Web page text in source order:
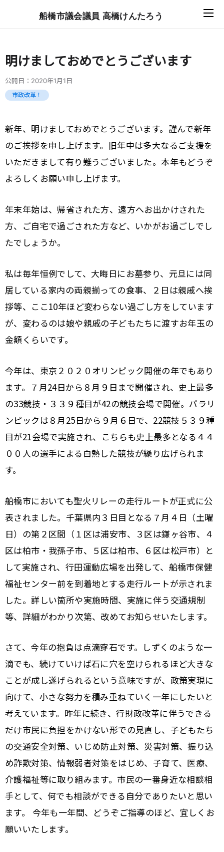
船橋市議会議員 高橋けんたろう
明けましておめでとうございます
公開日： 2020年1月1日
市政改革！
新年、明けましておめでとうございます。謹んで新年
のご挨拶を申し上げます。旧年中は多大なるご支援を
いただきまして有り難うございました。本年もどうぞ
よろしくお願い申し上げます。
年末年始は、帰省された方、遠方へお出かけされた
方、ご自宅で過ごされた方など、いかがお過ごしでし
たでしょうか。
私は毎年恒例でして、大晦日にお墓参り、元旦には同
居している家内の両親揃っての食事、２日は親戚へ挨
拶等、ここ10年ほど変わらない過ごし方をしています
が、変わるのは娘や親戚の子どもたちに渡すお年玉の
金額くらいです。
今年は、東京２０２０オリンピック開催の年でもあり
ます。７月24日から８月９日まで開催され、史上最多
の33競技・３３９種目が42の競技会場で開催。パラリ
ンピックは８月25日から９月６日で、22競技５３９種
目が21会場で実施され、こちらも史上最多となる４４
００人の選手による白熱した競技が繰り広げられま
す。
船橋市においても聖火リレーの走行ルートが正式に公
表されました。千葉県内３日目となる７月４日（土曜
日）の第２区間（１区は浦安市、３区は鎌ヶ谷市、４
区は柏市・我孫子市、５区は柏市、６区は松戸市）と
して実施され、行田運動広場を出発して、船橋市保健
福祉センター前を到着地とする走行ルートが示されま
した。詳しい箇所や実施時間、実施に伴う交通規制
等、詳細がわかり次第、改めてお知らせいたします。
さて、今年の抱負は点滴穿石です。しずくのような一
滴でも、続けていけば石に穴を空けられるほど大きな
ことが成し遂げられるという意味ですが、政策実現に
向けて、小さな努力を積み重ねていく一年にしたいと
考えています。昨年に続き、行財政改革に伴うできる
だけ市民に負担をかけない形での見直し、子どもたち
の交通安全対策、いじめ防止対策、災害対策、振り込
め詐欺対策、情報弱者対策をはじめ、子育て、医療、
介護福祉等に取り組みます。市民の一番身近な相談相
手として、何でも相談ができる自分でありたいと思い
ます。 今年も一年間、どうぞご指導のほど、宜しくお
願いいたします。